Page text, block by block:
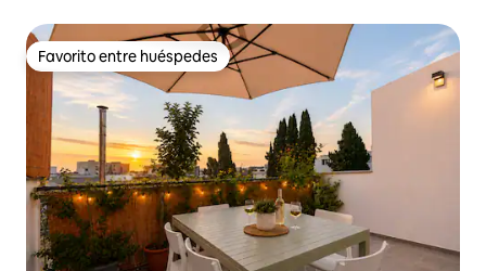
Favorito entre huéspedes
Favorito entre huéspedes